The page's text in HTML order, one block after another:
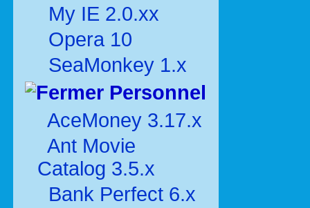
My IE 2.0.xx
Opera 10
SeaMonkey 1.x
Personnel
AceMoney 3.17.x
Ant Movie
Catalog 3.5.x
Bank Perfect 6.x